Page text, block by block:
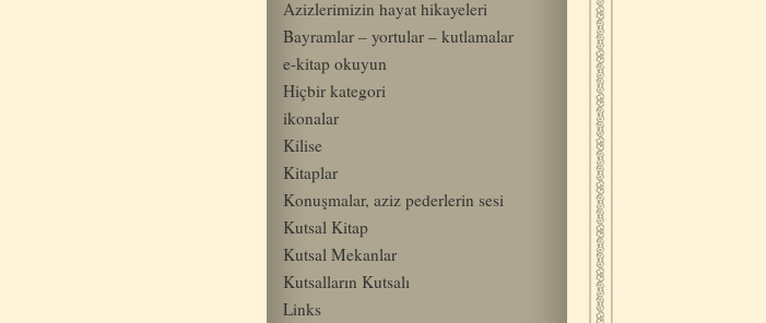
Azizlerimizin hayat hikayeleri
Bayramlar – yortular – kutlamalar
e-kitap okuyun
Hiçbir kategori
ikonalar
Kilise
Kitaplar
Konuşmalar, aziz pederlerin sesi
Kutsal Kitap
Kutsal Mekanlar
Kutsalların Kutsalı
Links